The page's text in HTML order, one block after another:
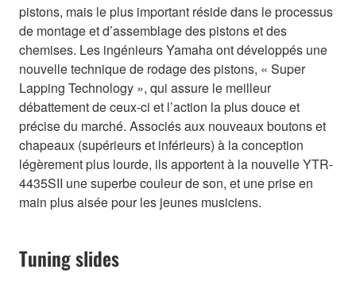
pistons, mais le plus important réside dans le processus
de montage et d’assemblage des pistons et des
chemises. Les ingénieurs Yamaha ont développés une
nouvelle technique de rodage des pistons, « Super
Lapping Technology », qui assure le meilleur
débattement de ceux-ci et l’action la plus douce et
précise du marché. Associés aux nouveaux boutons et
chapeaux (supérieurs et inférieurs) à la conception
légèrement plus lourde, ils apportent à la nouvelle YTR-
4435SII une superbe couleur de son, et une prise en
main plus aisée pour les jeunes musiciens.
Tuning slides